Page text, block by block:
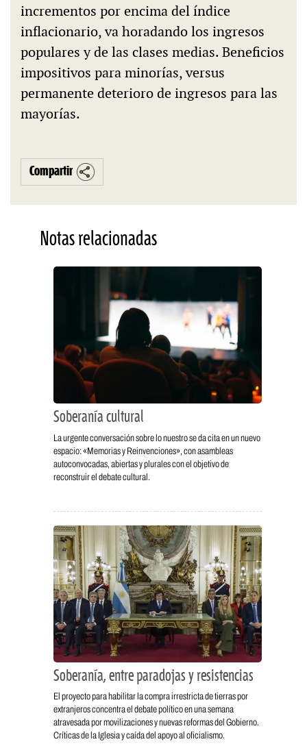
incrementos por encima del índice
inflacionario, va horadando los ingresos
populares y de las clases medias. Beneficios
impositivos para minorías, versus
permanente deterioro de ingresos para las
mayorías.
Compartir
Notas relacionadas
Soberanía cultural
La urgente conversación sobre lo nuestro se da cita en un nuevo
espacio: «Memorias y Reinvenciones», con asambleas
autoconvocadas, abiertas y plurales con el objetivo de
reconstruir el debate cultural.
Soberanía, entre paradojas y resistencias
El proyecto para habilitar la compra irrestricta de tierras por
extranjeros concentra el debate político en una semana
atravesada por movilizaciones y nuevas reformas del Gobierno.
Críticas de la Iglesia y caída del apoyo al oficialismo.